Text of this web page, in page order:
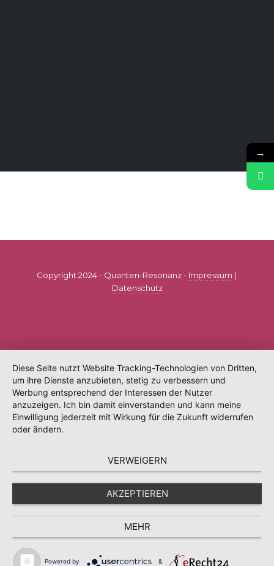
Copyright 2024 - Quanten-Resonanz - Impressum |
Datenschutz
→
Diese Seite nutzt Website Tracking-Technologien von Dritten,
um ihre Dienste anzubieten, stetig zu verbessern und
Werbung entsprechend der Interessen der Nutzer
anzuzeigen. Ich bin damit einverstanden und kann meine
Einwilligung jederzeit mit Wirkung für die Zukunft widerrufen
oder ändern.
VERWEIGERN
AKZEPTIEREN
MEHR
Powered by &